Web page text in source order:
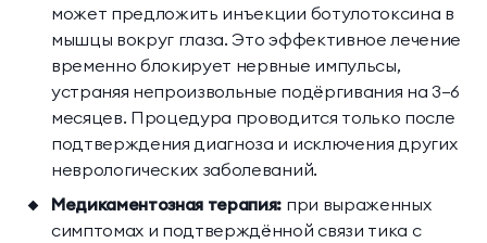
может предложить инъекции ботулотоксина в
мышцы вокруг глаза. Это эффективное лечение
временно блокирует нервные импульсы,
устраняя непроизвольные подёргивания на 3–6
месяцев. Процедура проводится только после
подтверждения диагноза и исключения других
неврологических заболеваний.
Медикаментозная терапия: при выраженных
симптомах и подтверждённой связи тика с